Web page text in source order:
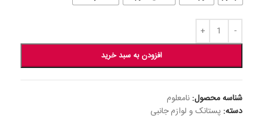
افزودن به سبد خرید
شناسه محصول: نامعلوم
دسته: پستانک و لوازم جانبی